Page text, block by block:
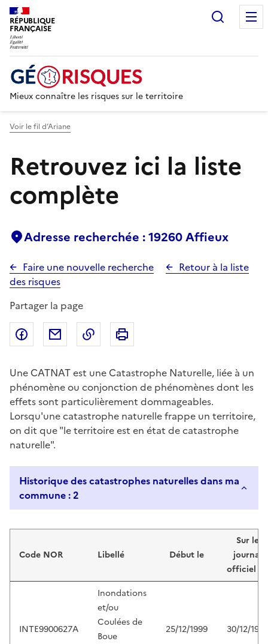
RÉPUBLIQUE
FRANÇAISE
Mieux connaître les risques sur le territoire
Voir le fil d’Ariane
Retrouvez ici la liste
complète
Adresse recherchée : 19260 Affieux
Faire une nouvelle recherche
Retour à la liste
des risques
Partager la page
Partager sur Facebook
Partager par emailCopier dans le presse-papier
Une CATNAT est une Catastrophe Naturelle, liée à un
phénomène ou conjonction de phénomènes dont les
effets sont particulièrement dommageables.
Lorsqu'une catastrophe naturelle frappe un territoire,
on dit que "le territoire est en état de catastrophe
naturelle".
Historique des catastrophes naturelles dans ma
commune : 2
Code NOR Libellé Début le
Sur le
journal
officiel du
INTE9900627A
Inondations
et/ou
Coulées de
Boue
25/12/1999 30/12/1999